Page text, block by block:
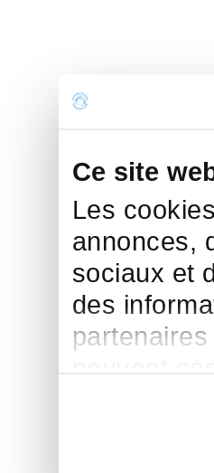
Ce site
Les
annonces,
sociaux et
des